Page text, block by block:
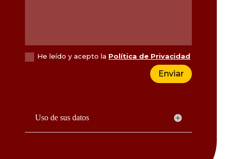
He leído y acepto la Política de Privacidad
Enviar
Uso de sus datos